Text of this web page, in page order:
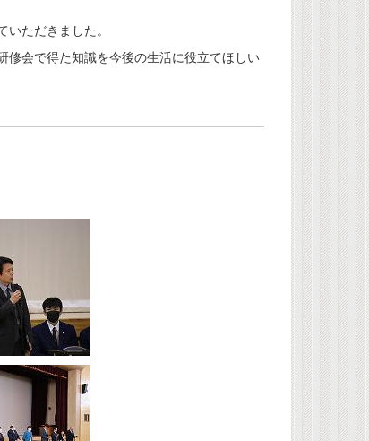
いただきました。
会で得た知識を今後の生活に役立てほしい